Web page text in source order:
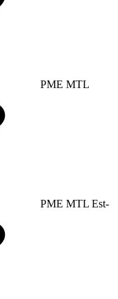
PME MTL
PME MTL Est-